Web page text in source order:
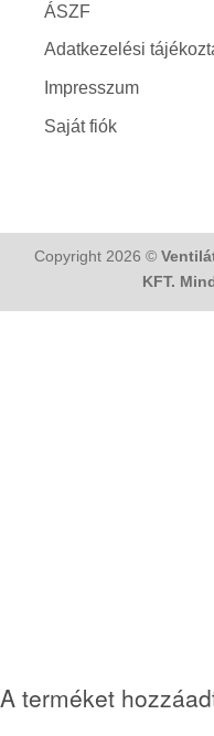
ÁSZF
Adatkezelési
Impresszum
Saját fiók
Copyright 2026 ©
KFT.
A terméket